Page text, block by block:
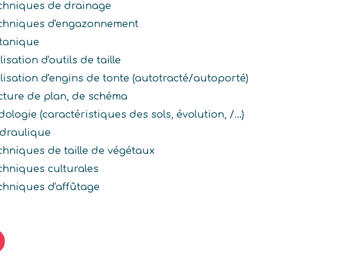
de drainage
d'engazonnement
d'outils de taille
d'engins de tonte (autotracté/autoporté)
de plan, de schéma
(caractéristiques des sols, évolution, /...)
de taille de végétaux
culturales
d'affûtage